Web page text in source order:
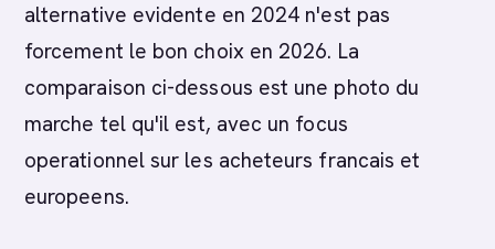
alternative evidente en 2024 n'est pas
forcement le bon choix en 2026. La
comparaison ci-dessous est une photo du
marche tel qu'il est, avec un focus
operationnel sur les acheteurs francais et
europeens.